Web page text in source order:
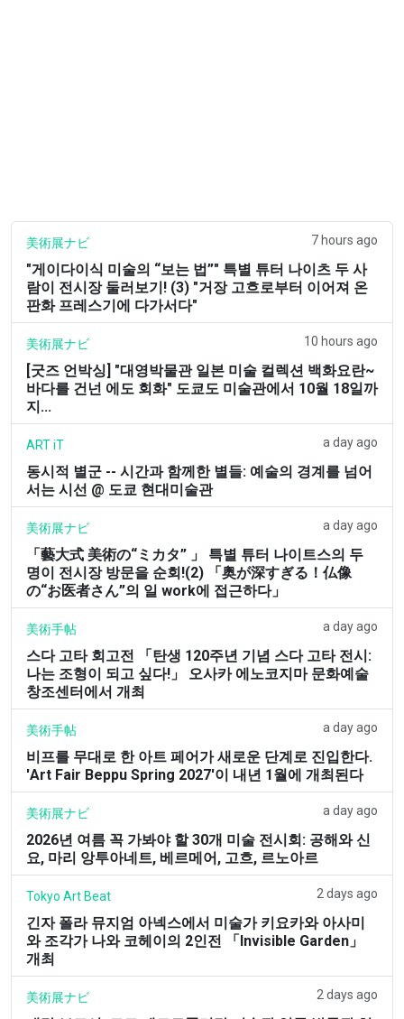
美術展ナビ 7 hours ago
"게이다이식 미술의 “보는 법”" 특별 튜터 나이츠 두 사
람이 전시장 둘러보기! (3) "거장 고흐로부터 이어져 온
판화 프레스기에 다가서다"
美術展ナビ 10 hours ago
[굿즈 언박싱] "대영박물관 일본 미술 컬렉션 백화요란~
바다를 건넌 에도 회화" 도쿄도 미술관에서 10월 18일까
지...
ART iT a day ago
동시적 별군 -- 시간과 함께한 별들: 예술의 경계를 넘어
서는 시선 @ 도쿄 현대미술관
美術展ナビ a day ago
「藝大式 美術の“ミカタ” 」 특별 튜터 나이트스의 두
명이 전시장 방문을 순회!(2) 「奥が深すぎる！仏像
の“お医者さん”의 일 work에 접근하다」
美術手帖 a day ago
스다 고타 회고전 「탄생 120주년 기념 스다 고타 전시:
나는 조형이 되고 싶다!」 오사카 에노코지마 문화예술
창조센터에서 개최
美術手帖 a day ago
비프를 무대로 한 아트 페어가 새로운 단계로 진입한다.
'Art Fair Beppu Spring 2027'이 내년 1월에 개최된다
美術展ナビ a day ago
2026년 여름 꼭 가봐야 할 30개 미술 전시회: 공해와 신
요, 마리 앙투아네트, 베르메어, 고흐, 르노아르
Tokyo Art Beat 2 days ago
긴자 폴라 뮤지엄 아넥스에서 미술가 키요카와 아사미
와 조각가 나와 코헤이의 2인전 「Invisible Garden」
개최
美術展ナビ 2 days ago